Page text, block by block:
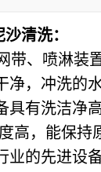
清洗：
带、喷淋装
，冲洗
有洗洁净
高，能保
的先进